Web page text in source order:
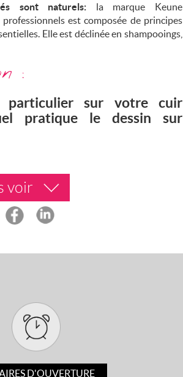
sont naturels: la marque Keune
est composée de principes
Elle est déclinée en shampooings,
:
particulier sur votre cuir
pratique le dessin sur
voir
D'OUVERTURE